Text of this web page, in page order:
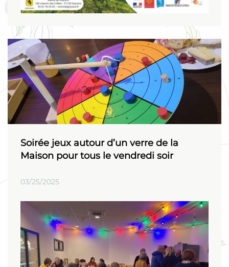
Soirée jeux autour d’un verre de la
Maison pour tous le vendredi soir
03/25/2025